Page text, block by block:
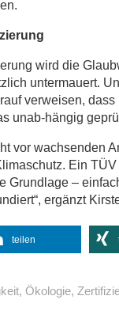
wird die
untermauert.
verweisen,
unab-hängig
vor wachsenden
Ein
Grundlage –
ergänzt
teilen
, Ökologie,